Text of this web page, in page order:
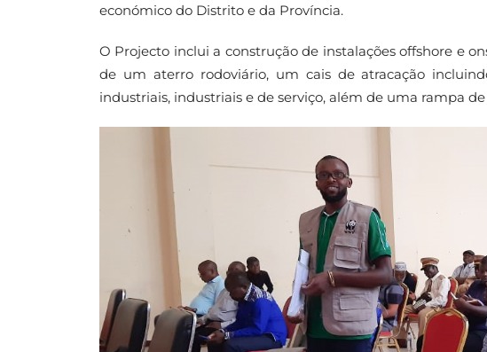
económico do Distrito e da Província.
O Projecto inclui a construção de instalações offshore e
de um aterro rodoviário, um cais de atracação
industriais, industriais e de serviço, além de uma rampa